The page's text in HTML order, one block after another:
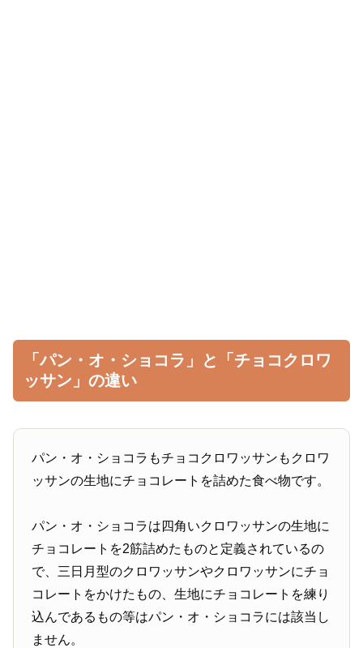
「パン・オ・ショコラ」と「チョコクロワ
ッサン」の違い
パン・オ・ショコラもチョコクロワッサンもクロワ
ッサンの生地にチョコレートを詰めた食べ物です。
パン・オ・ショコラは四角いクロワッサンの生地に
チョコレートを2筋詰めたものと定義されているの
で、三日月型のクロワッサンやクロワッサンにチョ
コレートをかけたもの、生地にチョコレートを練り
込んであるもの等はパン・オ・ショコラには該当し
ません。